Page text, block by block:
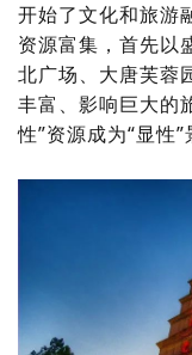
开始了文化和旅游
资源富集，首先以
北广场、大唐芙蓉
丰富、影响巨大的
性”资源成为“显性”